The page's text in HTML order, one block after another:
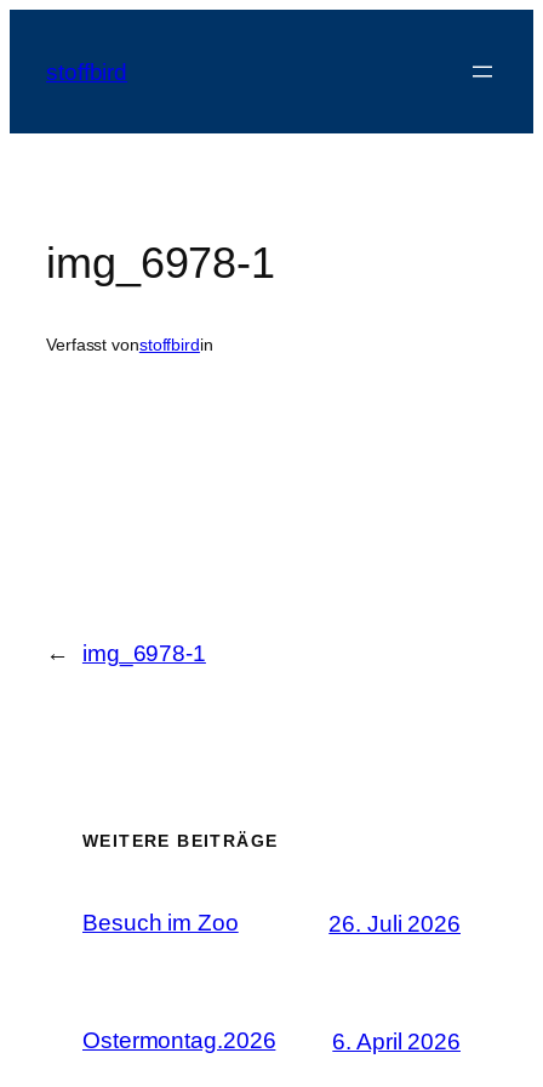
springen
stoffbird
img_6978-1
Verfasst vonstoffbirdin
← img_6978-1
WEITERE BEITRÄGE
Besuch im Zoo 26. Juli 2026
Ostermontag.2026 6. April 2026